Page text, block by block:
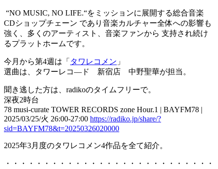
“NO MUSIC, NO LIFE.“をミッションに展開する総合音楽
CDショップチェーン であり音楽カルチャー全体への影響も
強く、多くのアーティスト、音楽ファンから 支持され続け
るプラットホームです。
今月から第4週は「 タワレコメン 」
選曲は、タワーレコ―ド 新宿店 中野聖華が担当。
聞き逃した方は、radikoのタイムフリーで。
深夜2時台
78 musi-curate TOWER RECORDS zone Hour.1 | BAYFM78 |
2025/03/25/火 26:00-27:00 https://radiko.jp/share/?
sid=BAYFM78&t=20250326020000
2025年3月度のタワレコメン4作品を全て紹介。
・・・・・・・・・・・・・・・・・・・・・・・・・・・